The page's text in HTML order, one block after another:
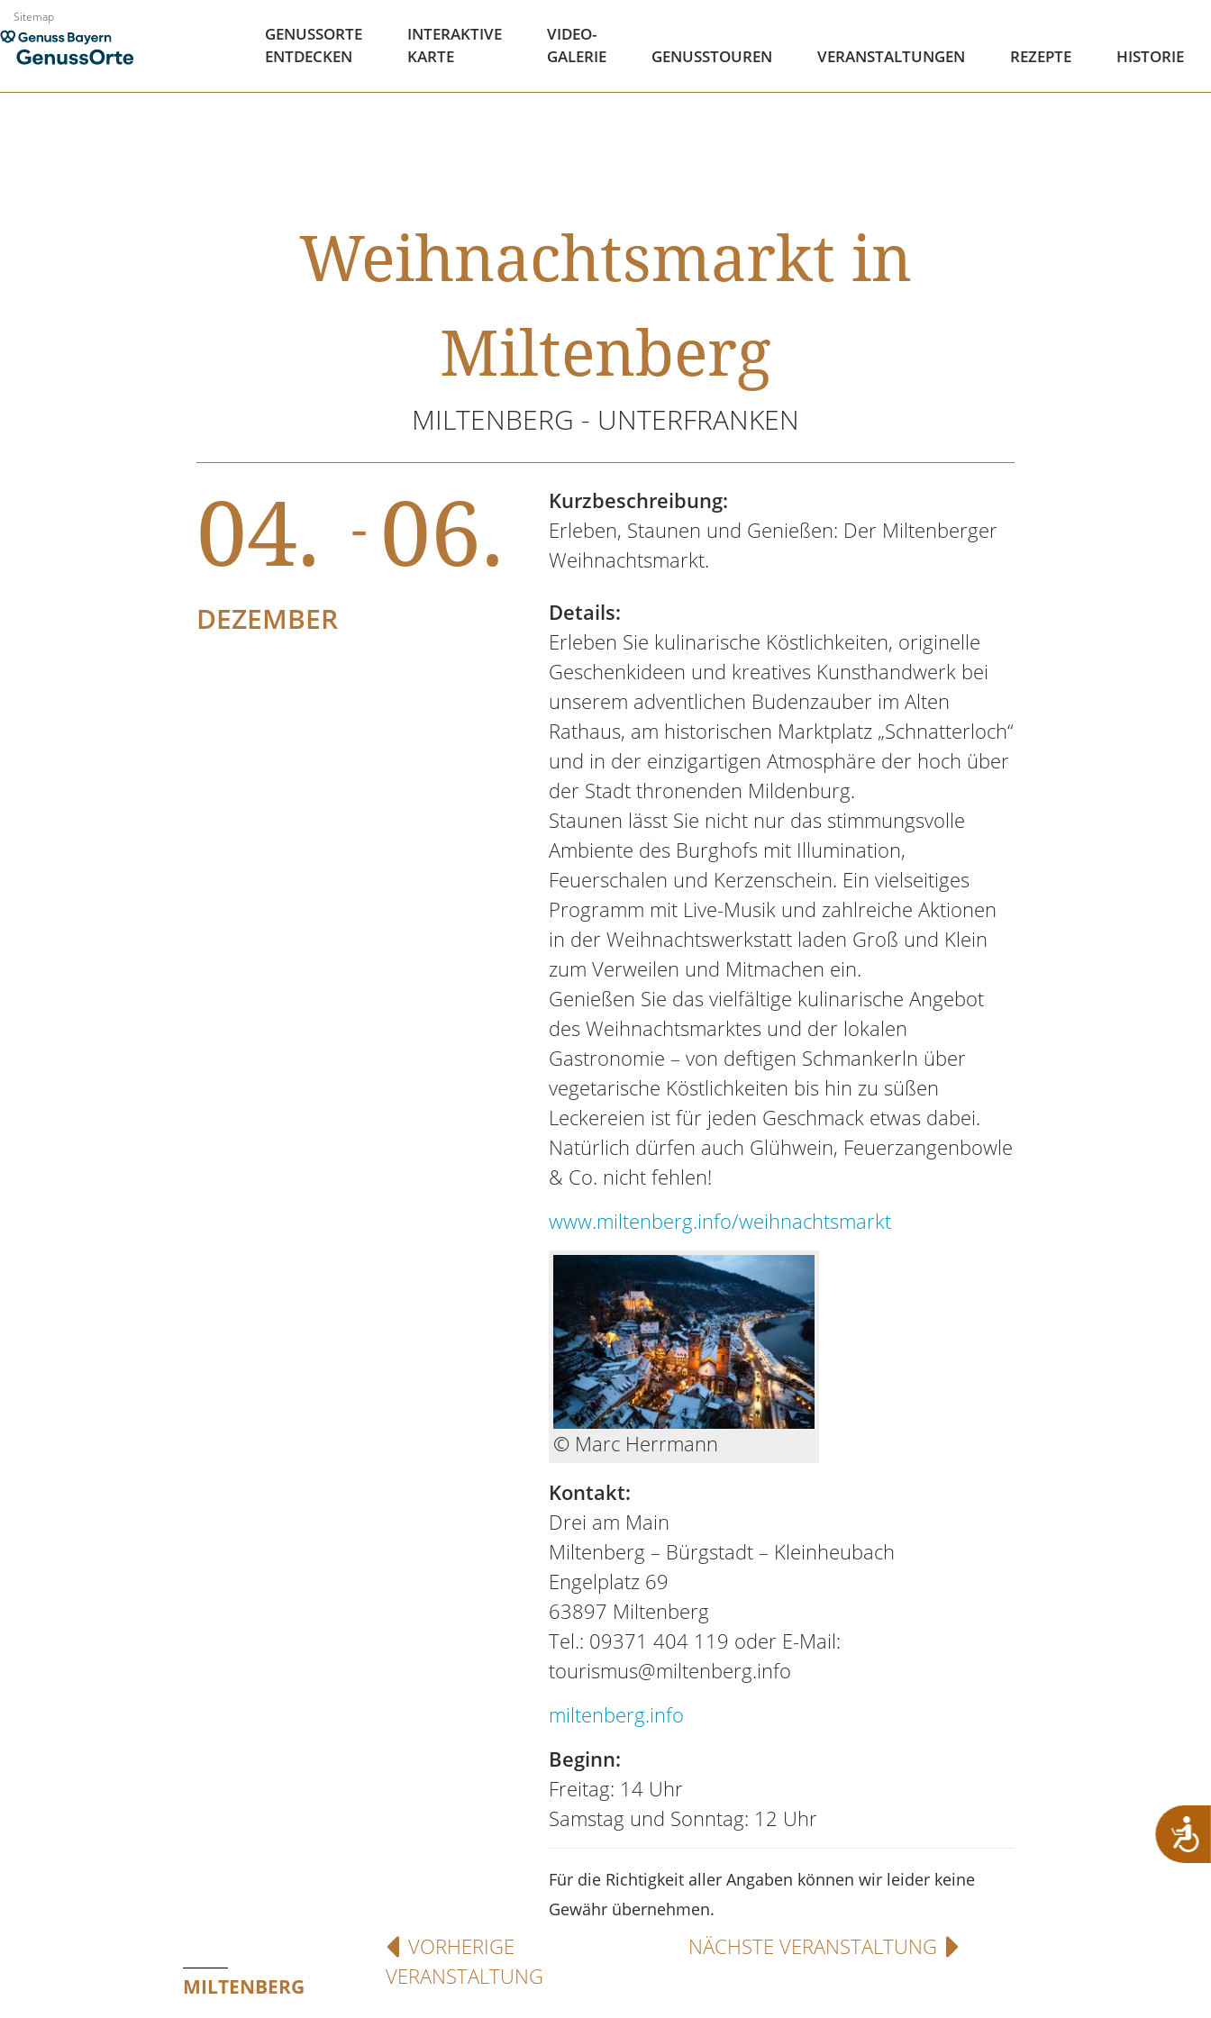
Zum
Inhalt
springen
Sitemap
GENUSSORTE
ENTDECKEN
INTERAKTIVE
KARTE
VIDEO-
GALERIE
GENUSSTOUREN VERANSTALTUNGEN REZEPTE HISTORIE
Weihnachtsmarkt in
Miltenberg
MILTENBERG - UNTERFRANKEN
04.
DEZEMBER
- 06.
Kurzbeschreibung:
Erleben, Staunen und Genießen: Der Miltenberger
Weihnachtsmarkt.
Details:
Erleben Sie kulinarische Köstlichkeiten, originelle
Geschenkideen und kreatives Kunsthandwerk bei
unserem adventlichen Budenzauber im Alten
Rathaus, am historischen Marktplatz „Schnatterloch“
und in der einzigartigen Atmosphäre der hoch über
der Stadt thronenden Mildenburg.
Staunen lässt Sie nicht nur das stimmungsvolle
Ambiente des Burghofs mit Illumination,
Feuerschalen und Kerzenschein. Ein vielseitiges
Programm mit Live-Musik und zahlreiche Aktionen
in der Weihnachtswerkstatt laden Groß und Klein
zum Verweilen und Mitmachen ein.
Genießen Sie das vielfältige kulinarische Angebot
des Weihnachtsmarktes und der lokalen
Gastronomie – von deftigen Schmankerln über
vegetarische Köstlichkeiten bis hin zu süßen
Leckereien ist für jeden Geschmack etwas dabei.
Natürlich dürfen auch Glühwein, Feuerzangenbowle
& Co. nicht fehlen!
www.miltenberg.info/weihnachtsmarkt
© Marc Herrmann
Kontakt:
Drei am Main
Miltenberg – Bürgstadt – Kleinheubach
Engelplatz 69
63897 Miltenberg
Tel.: 09371 404 119 oder E-Mail:
tourismus@miltenberg.info
miltenberg.info
Beginn:
Freitag: 14 Uhr
Samstag und Sonntag: 12 Uhr
Für die Richtigkeit aller Angaben können wir leider keine
Gewähr übernehmen.
MILTENBERG
VORHERIGE
VERANSTALTUNG
NÄCHSTE VERANSTALTUNG